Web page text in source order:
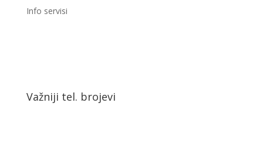
Info servisi
Važniji tel. brojevi